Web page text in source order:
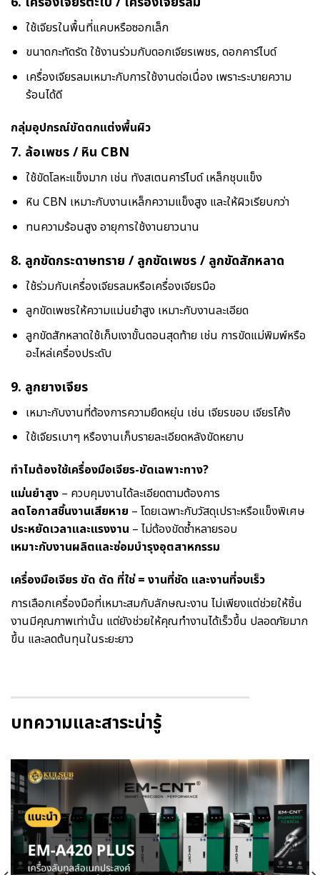
ใช้เจียรในพื้นที่แคบหรือซอกเล็ก
ขนาดกะทัดรัด ใช้งานร่วมกับดอกเจียรเพชร, ดอกคาร์ไบด์
เครื่องเจียรลมเหมาะกับการใช้งานต่อเนื่อง เพราะระบายความ
ร้อนได้ดี
กลุ่มอุปกรณ์ขัดตกแต่งพื้นผิว
7. ล้อเพชร / หิน CBN
ใช้ขัดโลหะแข็งมาก เช่น ทังสเตนคาร์ไบด์ เหล็กชุบแข็ง
หิน CBN เหมาะกับงานเหล็กความแข็งสูง และให้ผิวเรียบกว่า
ทนความร้อนสูง อายุการใช้งานยาวนาน
8. ลูกขัดกระดาษทราย / ลูกขัดเพชร / ลูกขัดสักหลาด
ใช้ร่วมกับเครื่องเจียรลมหรือเครื่องเจียรมือ
ลูกขัดเพชรให้ความแม่นยำสูง เหมาะกับงานละเอียด
ลูกขัดสักหลาดใช้เก็บเงาขั้นตอนสุดท้าย เช่น การขัดแม่พิมพ์หรือ
อะไหล่เครื่องประดับ
9. ลูกยางเจียร
เหมาะกับงานที่ต้องการความยืดหยุ่น เช่น เจียรขอบ เจียรโค้ง
ใช้เจียรเบาๆ หรืองานเก็บรายละเอียดหลังขัดหยาบ
ทำไมต้องใช้เครื่องมือเจียร-ขัดเฉพาะทาง?
แม่นยำสูง – ควบคุมงานได้ละเอียดตามต้องการ
ลดโอกาสชิ้นงานเสียหาย – โดยเฉพาะกับวัสดุเปราะหรือแข็งพิเศษ
ประหยัดเวลาและแรงงาน – ไม่ต้องขัดซ้ำหลายรอบ
เหมาะกับงานผลิตและซ่อมบำรุงอุตสาหกรรม
เครื่องมือเจียร ขัด ตัด ที่ใช่ = งานที่ชัด และงานที่จบเร็ว
การเลือกเครื่องมือที่เหมาะสมกับลักษณะงาน ไม่เพียงแต่ช่วยให้ชิ้น
งานมีคุณภาพเท่านั้น แต่ยังช่วยให้คุณทำงานได้เร็วขึ้น ปลอดภัยมาก
ขึ้น และลดต้นทุนในระยะยาว
บทความและสาระน่ารู้